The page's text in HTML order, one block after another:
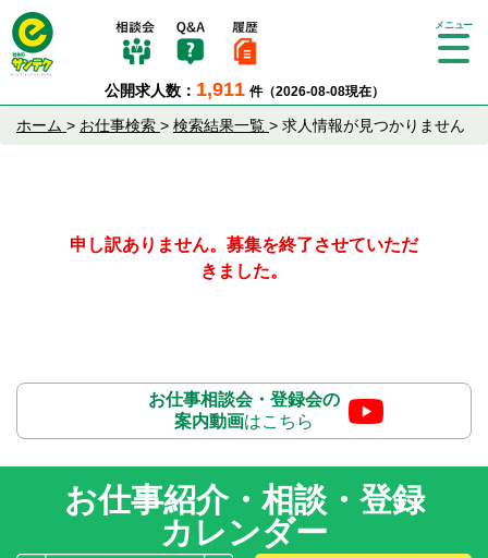
公開求人数： 1,911 件（2026-08-08現在）
Tog
ion
ホーム > お仕事検索 > 検索結果一覧 > 求人情報が見つかりません
申し訳ありません。募集を終了させていただ
きました。
お仕事相談会・登録会の
案内動画はこちら
お仕事紹介・相談・登録
カレンダー